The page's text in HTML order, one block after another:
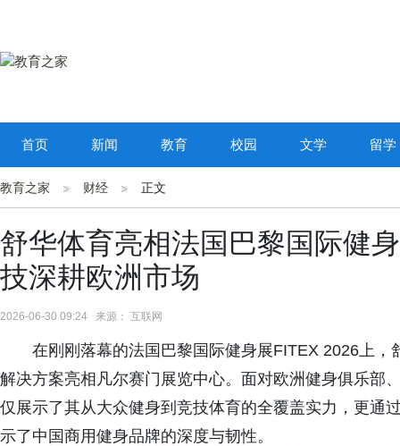
首页 新闻 教育 校园 文学 留学
教育之家 财经 正文
舒华体育亮相法国巴黎国际健
技深耕欧洲市场
2026-06-30 09:24 来源： 互联网
在刚刚落幕的法国巴黎国际健身展FITEX 2026上
解决方案亮相凡尔赛门展览中心。面对欧洲健身俱乐部
仅展示了其从大众健身到竞技体育的全覆盖实力，更通
示了中国商用健身品牌的深度与韧性。